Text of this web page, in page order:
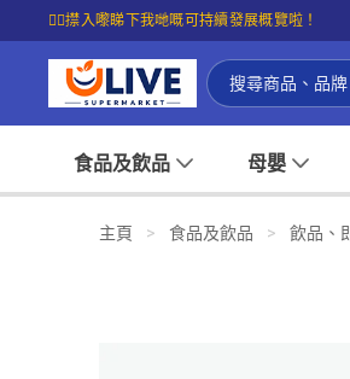
☝🏼㩒入嚟睇下我哋嘅可持續發展概覽啦！
食品及飲品 母嬰
主頁 > 食品及飲品 > 飲品、